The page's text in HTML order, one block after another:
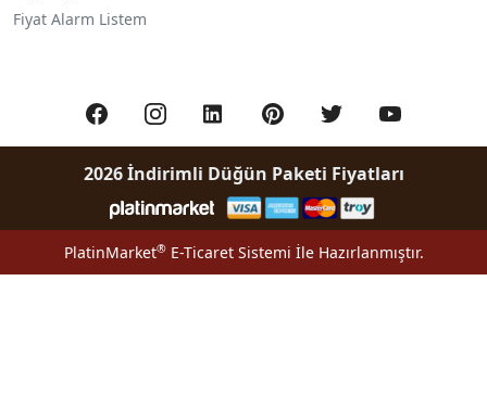
Fiyat Alarm Listem
2026 İndirimli Düğün Paketi Fiyatları
PlatinMarket®E-Ticaret Sistemi İle Hazırlanmıştır.